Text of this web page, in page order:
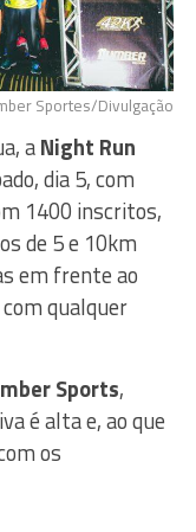
Sportes/Divulgação
aNight Run
dia 5, com
1400 inscritos,
de 5 e 10km
em frente ao
qualquer
Sports,
é alta e, ao que
os